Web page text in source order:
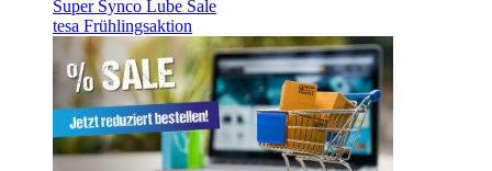
Super Synco Lube Sale
tesa Frühlingsaktion